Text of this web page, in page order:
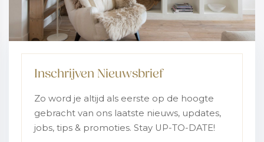
Inschrijven Nieuwsbrief
Zo word je altijd als eerste op de hoogte
gebracht van ons laatste nieuws, updates,
jobs, tips & promoties. Stay UP-TO-DATE!